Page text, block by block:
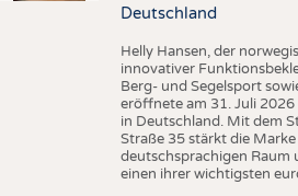
Deutschland
Helly Hansen, der
innovativer
Berg- und Segelsport
eröffnete am 31. Juli
in Deutschland. Mit dem
Straße 35 stärkt die Marke
deutschsprachigen Raum
einen ihrer wichtigsten